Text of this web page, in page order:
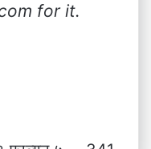
for it.